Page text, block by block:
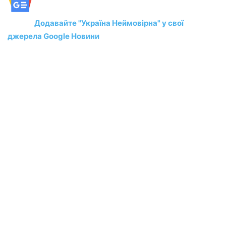
Додавайте "Україна Неймовірна" у свої
джерела Google Новини